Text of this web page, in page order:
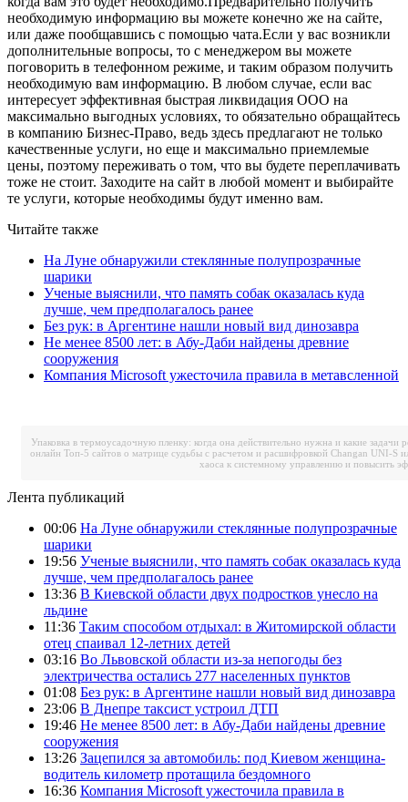
необходимую информацию вы можете конечно же на сайте,
или даже пообщавшись с помощью чата.Если у вас возникли
дополнительные вопросы, то с менеджером вы можете
поговорить в телефонном режиме, и таким образом получить
необходимую вам информацию. В любом случае, если вас
интересует эффективная быстрая ликвидация ООО на
максимально выгодных условиях, то обязательно обращайтесь
в компанию Бизнес-Право, ведь здесь предлагают не только
качественные услуги, но еще и максимально приемлемые
цены, поэтому переживать о том, что вы будете переплачивать
тоже не стоит. Заходите на сайт в любой момент и выбирайте
те услуги, которые необходимы будут именно вам.
Читайте также
На Луне обнаружили стеклянные полупрозрачные
шарики
Ученые выяснили, что память собак оказалась куда
лучше, чем предполагалось ранее
Без рук: в Аргентине нашли новый вид динозавра
Не менее 8500 лет: в Абу-Даби найдены древние
сооружения
Компания Microsoft ужесточила правила в метавсленной
Упаковка в термоусадочную пленку: когда она действительно нужна и какие задачи
онлайн Топ-5 сайтов о матрице судьбы с расчетом и расшифровкой Changan UNI-S
хаоса к системному управлению и повысить
Лента публикаций
00:06 На Луне обнаружили стеклянные полупрозрачные
шарики
19:56 Ученые выяснили, что память собак оказалась куда
лучше, чем предполагалось ранее
13:36 В Киевской области двух подростков унесло на
льдине
11:36 Таким способом отдыхал: в Житомирской области
отец спаивал 12-летних детей
03:16 Во Львовской области из-за непогоды без
электричества остались 277 населенных пунктов
01:08 Без рук: в Аргентине нашли новый вид динозавра
23:06 В Днепре таксист устроил ДТП
19:46 Не менее 8500 лет: в Абу-Даби найдены древние
сооружения
13:26 Зацепился за автомобиль: под Киевом женщина-
водитель километр протащила бездомного
16:36 Компания Microsoft ужесточила правила в